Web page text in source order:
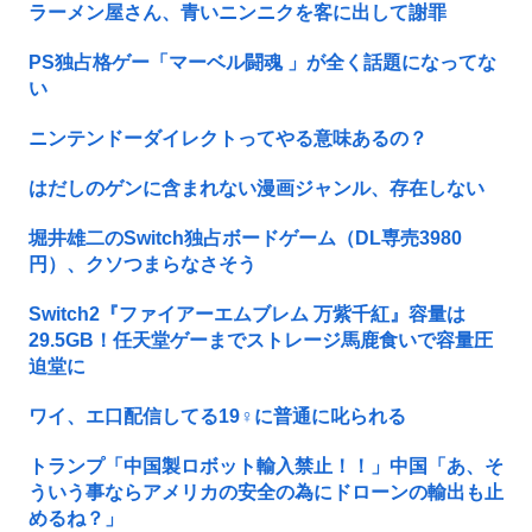
ラーメン屋さん、青いニンニクを客に出して謝罪
PS独占格ゲー「マーベル闘魂 」が全く話題になってな
い
ニンテンドーダイレクトってやる意味あるの？
はだしのゲンに含まれない漫画ジャンル、存在しない
堀井雄二のSwitch独占ボードゲーム（DL専売3980
円）、クソつまらなさそう
Switch2『ファイアーエムブレム 万紫千紅』容量は
29.5GB！任天堂ゲーまでストレージ馬鹿食いで容量圧
迫堂に
ワイ、エ口配信してる19♀に普通に叱られる
トランプ「中国製ロボット輸入禁止！！」中国「あ、そ
ういう事ならアメリカの安全の為にドローンの輸出も止
めるね？」